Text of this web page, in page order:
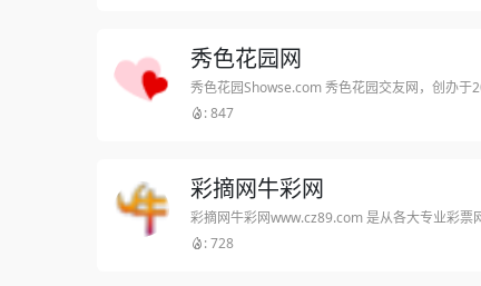
秀色花园网
: 847
彩摘网牛彩网
: 728